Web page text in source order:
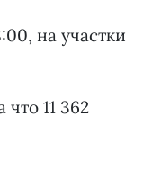
на участки
11 362